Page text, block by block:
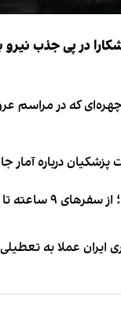
در پی جذب
درباره آمار
زیر آسمان قاهره
ایران عملا به